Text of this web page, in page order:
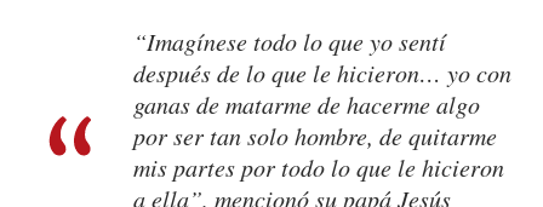
“Imagínese todo lo que yo sentí
después de lo que le hicieron… yo con
ganas de matarme de hacerme algo
por ser tan solo hombre, de quitarme
mis partes por todo lo que le hicieron
a ella”, mencionó su papá Jesús